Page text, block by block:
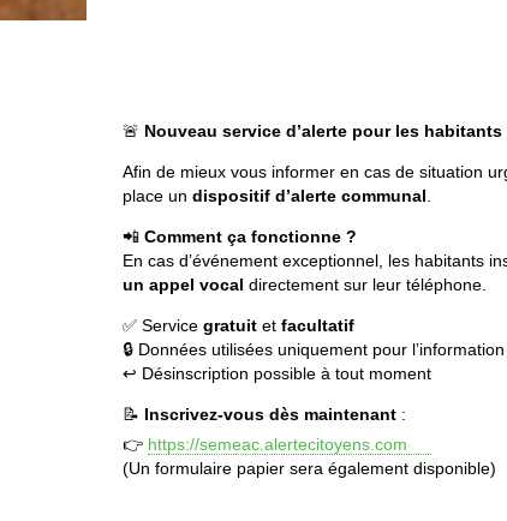
🚨 Nouveau service d’alerte pour les habitants
Afin de mieux vous informer en cas de situation
place un dispositif d’alerte communal
📲 Comment ça fonctionne ?
En cas d’événement exceptionnel, les habitants
un appel vocal directement sur leur téléphone.
✅ Service gratuitet facultatif
🔒 Données utilisées uniquement pour
↩️ Désinscription possible à tout moment
📝 Inscrivez-vous dès maintenant:
👉 https://semeac.alertecitoyens.com
(Un formulaire papier sera également disponible)